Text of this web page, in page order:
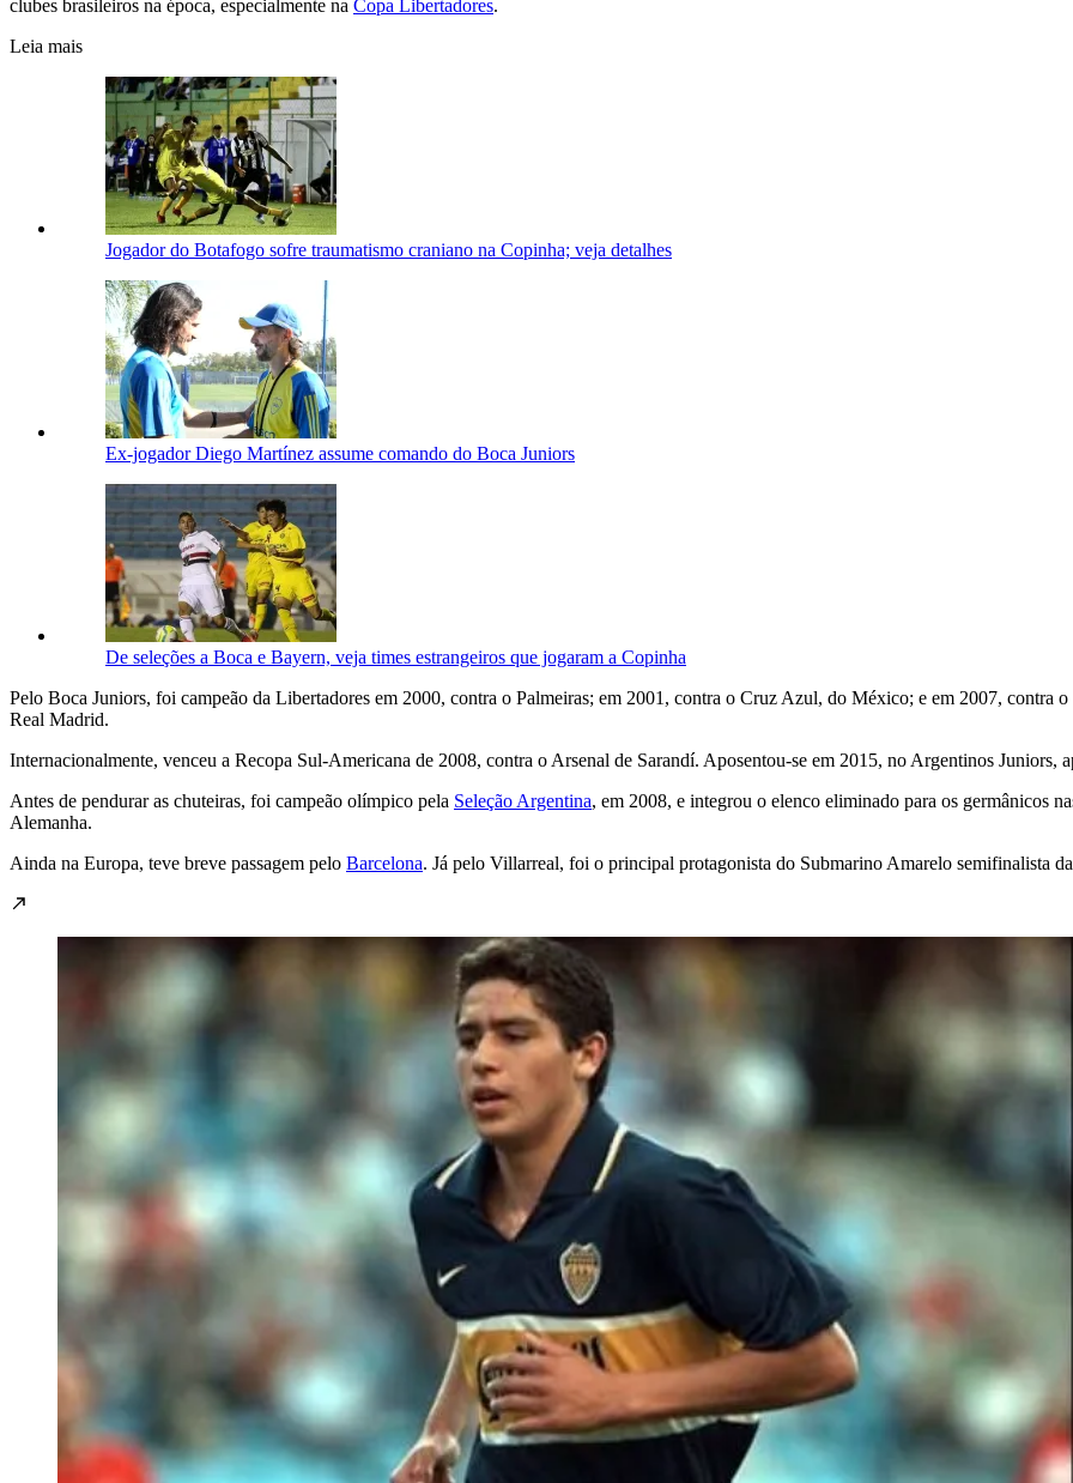
clubes brasileiros na época, especialmente na Copa Libertadores.
Leia mais
Jogador do Botafogo sofre traumatismo craniano na Copinha; veja detalhes
Ex-jogador Diego Martínez assume comando do Boca Juniors
De seleções a Boca e Bayern, veja times estrangeiros que jogaram a Copinha
Pelo Boca Juniors, foi campeão da Libertadores em 2000, contra o Palmeiras; em 2001, contra o Cruz Azul, do México; e em 2007,
Real Madrid.
Internacionalmente, venceu a Recopa Sul-Americana de 2008, contra o Arsenal de Sarandí. Aposentou-se em 2015, no Argentinos Juniors,
Antes de pendurar as chuteiras, foi campeão olímpico pela Seleção Argentina, em 2008, e integrou o elenco eliminado para os germânicos
Alemanha.
Ainda na Europa, teve breve passagem pelo Barcelona. Já pelo Villarreal, foi o principal protagonista do Submarino Amarelo semifinalista